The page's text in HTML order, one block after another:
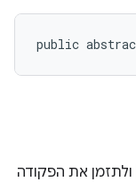
public
ולתזמן את הפקודה